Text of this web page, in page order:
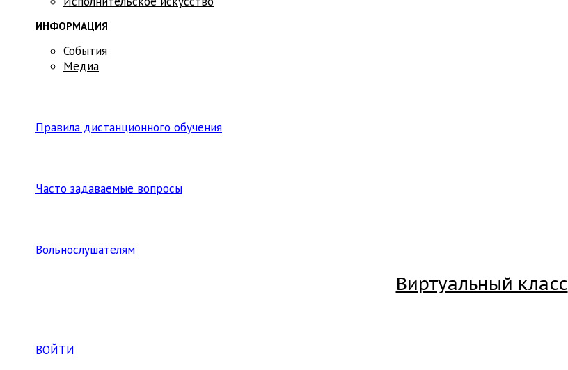
ИНФОРМАЦИЯ
События
Медиа
Правила дистанционного обучения
Часто задаваемые вопросы
Вольнослушателям
Виртуальный класс
ВОЙТИ